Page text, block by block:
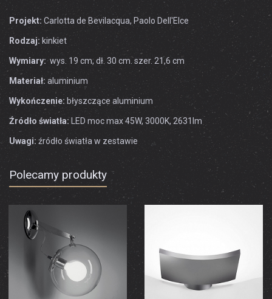
Projekt: Carlotta de Bevilacqua, Paolo Dell'Elce
Rodzaj: kinkiet
Wymiary:wys. 19 cm, dł. 30 cm. szer. 21,6 cm
Materiał:aluminium
Wykończenie: błyszczące aluminium
Źródło światła: LED moc max 45W, 3000K, 2631lm
Uwagi: źródło światła w zestawie
Polecamy produkty